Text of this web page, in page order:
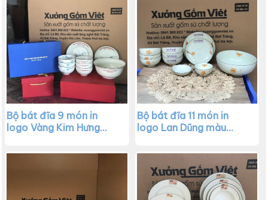
Bộ bát đĩa 9 món in
logo Vàng Kim Hưng
viền vẽ hoa đào xanh
Bộ bát đĩa 11 món in
logo Lan Dũng màu
đào cam XG-BD31